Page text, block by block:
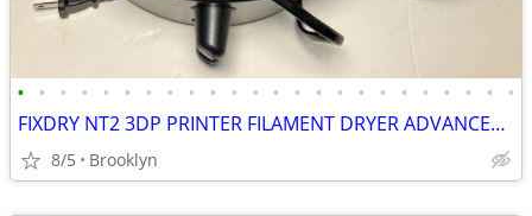
• • • • • • • • • • • • • • • • • • • • • • • •
FIXDRY NT2 3DP PRINTER FILAMENT DRYER ADVANCED MOISTURE CONTROL SYSTEM
8/5 Brooklyn